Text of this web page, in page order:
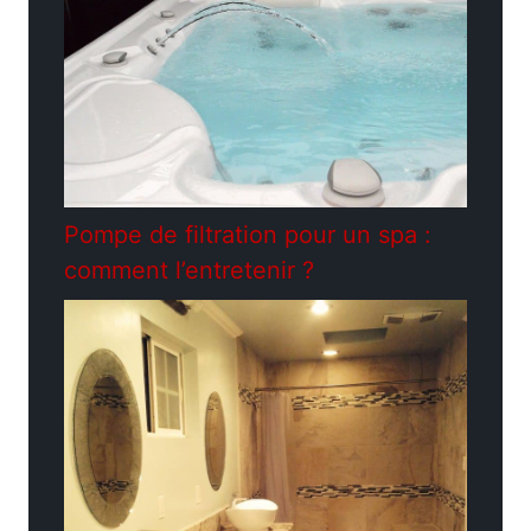
Pompe de filtration pour un spa :
comment l’entretenir ?